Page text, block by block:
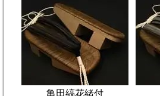
亀田縞花緒付